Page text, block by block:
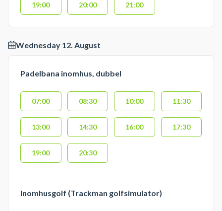
19:00 20:00 21:00
Wednesday 12. August
Padelbana inomhus, dubbel
07:00 08:30 10:00 11:30
13:00 14:30 16:00 17:30
19:00 20:30
Inomhusgolf (Trackman golfsimulator)